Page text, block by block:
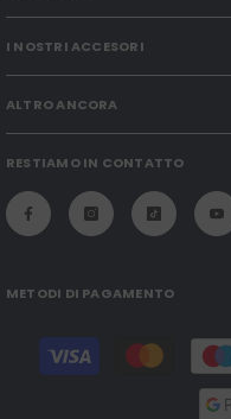
I NOSTRI ACCESORI
ALTRO ANCORA
RESTIAMO IN CONTATTO
METODI DI PAGAMENTO
Modalità
pagamento